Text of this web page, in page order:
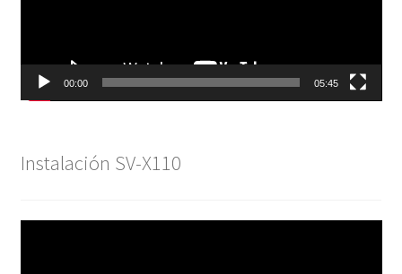
00:00 05:45
Instalación SV-X110